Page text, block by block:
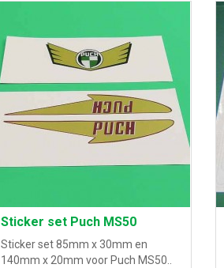
Sticker set Puch MS50
Sticker set 85mm x 30mm en
140mm x 20mm voor Puch MS50..